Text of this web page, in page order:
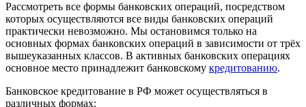
Рассмотреть все формы банковских операций, посредством
которых осуществляются все виды банковских операций
практически невозможно. Мы остановимся только на
основных формах банковских операций в зависимости от трёх
вышеуказанных классов. В активных банковских операциях
основное место принадлежит банковскому кредитованию.
Банковское кредитование в РФ может осуществляться в
различных формах: